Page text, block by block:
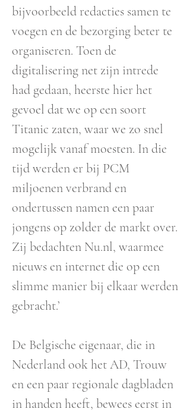
bijvoorbeeld redacties samen te
voegen en de bezorging beter te
organiseren. Toen de
digitalisering net zijn intrede
had gedaan, heerste hier het
gevoel dat we op een soort
Titanic zaten, waar we zo snel
mogelijk vanaf moesten. In die
tijd werden er bij PCM
miljoenen verbrand en
ondertussen namen een paar
jongens op zolder de markt over.
Zij bedachten Nu.nl, waarmee
nieuws en internet die op een
slimme manier bij elkaar werden
gebracht.’
De Belgische eigenaar, die in
Nederland ook het AD, Trouw
en een paar regionale dagbladen
in handen heeft, bewees eerst in